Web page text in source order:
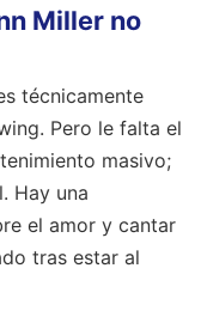
Miller no
técnicamente
Pero le falta el
masivo;
Hay una
el amor y cantar
tras estar al